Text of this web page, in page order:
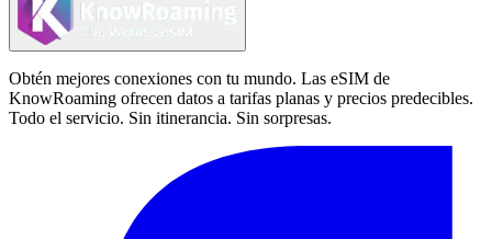
Obtén mejores conexiones con tu mundo. Las eSIM de
KnowRoaming ofrecen datos a tarifas planas y precios predecibles.
Todo el servicio. Sin itinerancia. Sin sorpresas.